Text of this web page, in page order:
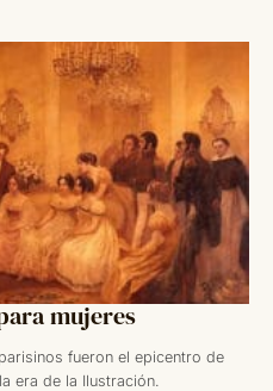
mujeres
fueron el epicentro de
era de la Ilustración.